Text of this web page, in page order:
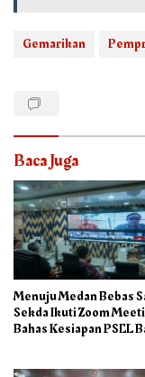
Gemarikan
Baca Juga
Menuju Medan Bebas
Sekda Ikuti Zoom
Bahas Kesiapan PSEL